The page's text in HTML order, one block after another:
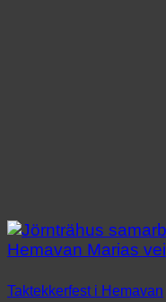
Taktekkerfest i Hemavan